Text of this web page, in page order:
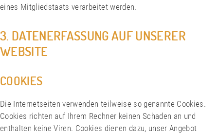
eines Mitgliedstaats verarbeitet werden.
3. DATENERFASSUNG AUF UNSERER
WEBSITE
COOKIES
Die Internetseiten verwenden teilweise so genannte Cookies.
Cookies richten auf Ihrem Rechner keinen Schaden an und
enthalten keine Viren. Cookies dienen dazu, unser Angebot